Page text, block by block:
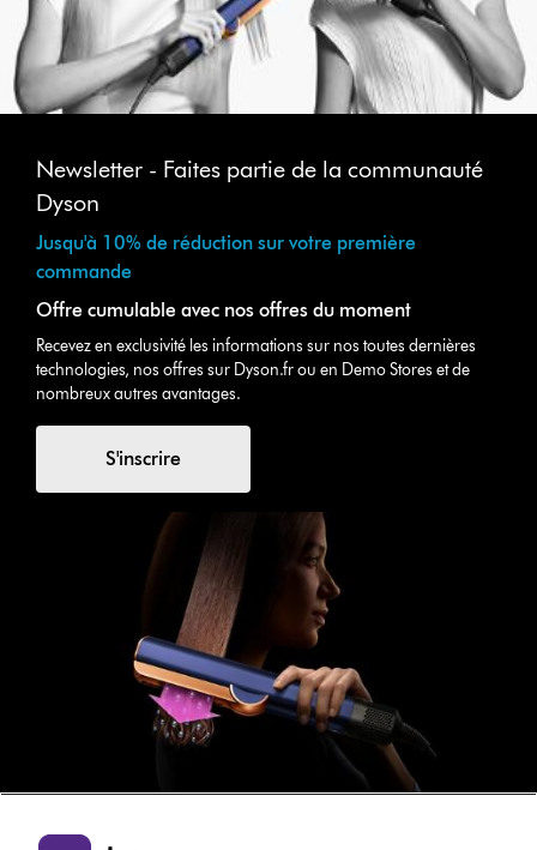
Newsletter - Faites partie de la communauté
Dyson
Jusqu'à 10% de réduction sur votre première
commande
Offre cumulable avec nos offres du moment
Recevez en exclusivité les informations sur nos toutes dernières
technologies, nos offres sur Dyson.fr ou en Demo Stores et de
nombreux autres avantages.
S'inscrire